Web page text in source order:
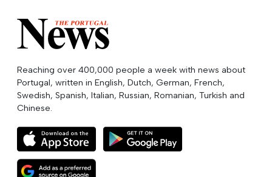
Reaching over 400,000 people a week with news about
Portugal, written in English, Dutch, German, French,
Swedish, Spanish, Italian, Russian, Romanian, Turkish and
Chinese.